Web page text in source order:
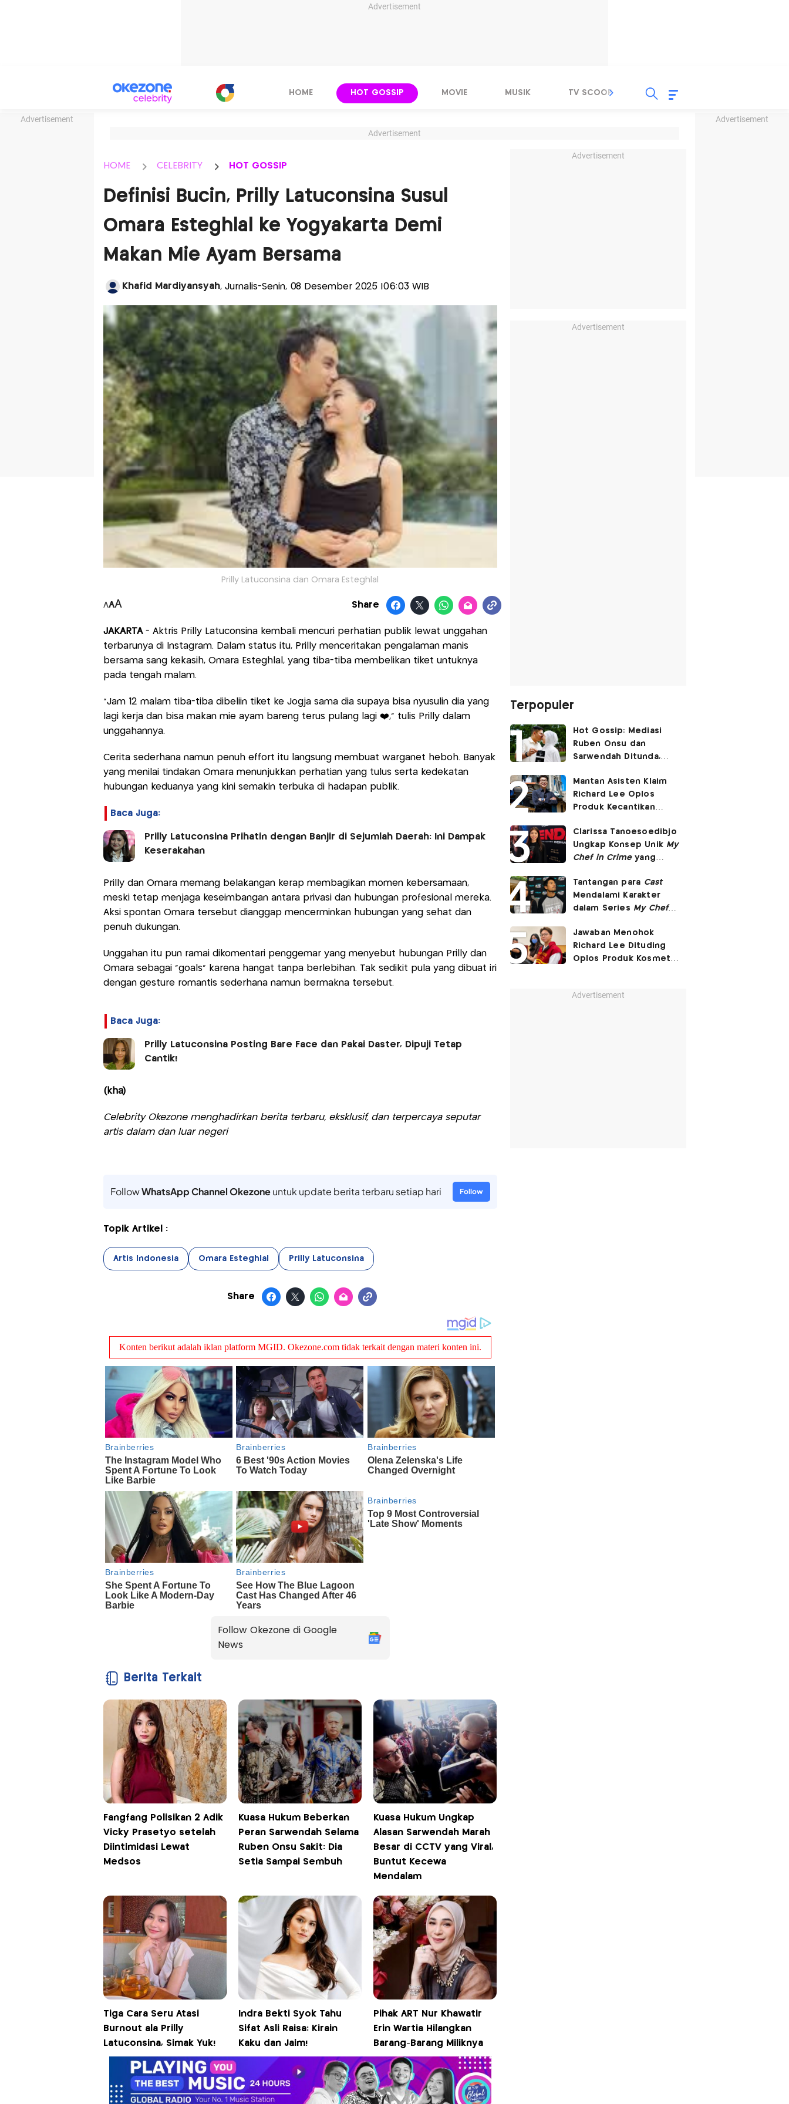
Advertisement
Advertisement Advertisement
HOME HOT GOSSIP MOVIE MUSIK TV SCOOP LIRIK
Advertisement
HOME CELEBRITY HOT GOSSIP
Definisi Bucin, Prilly Latuconsina Susul
Omara Esteghlal ke Yogyakarta Demi
Makan Mie Ayam Bersama
Khafid Mardiyansyah, Jurnalis-Senin, 08 Desember 2025 |06:03 WIB
Prilly Latuconsina dan Omara Esteghlal
AAA Share
JAKARTA- Aktris Prilly Latuconsina kembali mencuri perhatian publik lewat unggahan
terbarunya di Instagram. Dalam status itu, Prilly menceritakan pengalaman manis
bersama sang kekasih, Omara Esteghlal, yang tiba-tiba membelikan tiket untuknya
pada tengah malam.
“Jam 12 malam tiba-tiba dibeliin tiket ke Jogja sama dia supaya bisa nyusulin dia yang
lagi kerja dan bisa makan mie ayam bareng terus pulang lagi ❤️,” tulis Prilly dalam
unggahannya.
Cerita sederhana namun penuh effort itu langsung membuat warganet heboh. Banyak
yang menilai tindakan Omara menunjukkan perhatian yang tulus serta kedekatan
hubungan keduanya yang kini semakin terbuka di hadapan publik.
Baca Juga:
Prilly Latuconsina Prihatin dengan Banjir di Sejumlah Daerah: Ini Dampak
Keserakahan
Prilly dan Omara memang belakangan kerap membagikan momen kebersamaan,
meski tetap menjaga keseimbangan antara privasi dan hubungan profesional mereka.
Aksi spontan Omara tersebut dianggap mencerminkan hubungan yang sehat dan
penuh dukungan.
Unggahan itu pun ramai dikomentari penggemar yang menyebut hubungan Prilly dan
Omara sebagai “goals” karena hangat tanpa berlebihan. Tak sedikit pula yang dibuat iri
dengan gesture romantis sederhana namun bermakna tersebut.
Baca Juga:
Prilly Latuconsina Posting Bare Face dan Pakai Daster, Dipuji Tetap
Cantik!
(kha)
Celebrity Okezone menghadirkan berita terbaru, eksklusif, dan terpercaya seputar
artis dalam dan luar negeri
FollowWhatsApp Channel Okezoneuntuk update berita terbaru setiap hari Follow
Topik Artikel :
Artis Indonesia Omara Esteghlal Prilly Latuconsina
Share
Follow Okezone di Google
News
Berita Terkait
Fangfang Polisikan 2 Adik
Vicky Prasetyo setelah
Diintimidasi Lewat
Medsos
Kuasa Hukum Beberkan
Peran Sarwendah Selama
Ruben Onsu Sakit: Dia
Setia Sampai Sembuh
Kuasa Hukum Ungkap
Alasan Sarwendah Marah
Besar di CCTV yang Viral,
Buntut Kecewa
Mendalam
Tiga Cara Seru Atasi
Burnout ala Prilly
Latuconsina, Simak Yuk!
Indra Bekti Syok Tahu
Sifat Asli Raisa: Kirain
Kaku dan Jaim!
Pihak ART Nur Khawatir
Erin Wartia Hilangkan
Barang-Barang Miliknya
Advertisement
Advertisement
Terpopuler
Hot Gossip: Mediasi
Ruben Onsu dan
Sarwendah Ditunda,
Ketiga
Mantan Asisten Klaim
Richard Lee Oplos
Produk Kecantikan
ke Ani-Ani
Clarissa Tanoesoedibjo
Ungkap Konsep Unik My
Chef in Crimeyang
Lain
Tantangan para Cast
Mendalami Karakter
dalam Series My Chef in
Jawaban Menohok
Richard Lee Dituding
Oplos Produk Kosmetik
Advertisement